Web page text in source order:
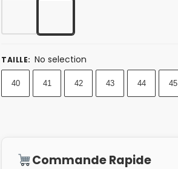
TAILLE: No selection
40 41 42 43 44 45
Commande Rapide